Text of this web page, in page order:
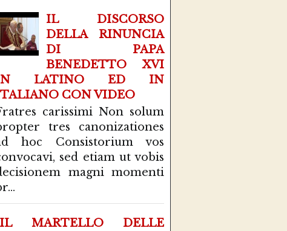
IL DISCORSO
DELLA RINUNCIA
DI PAPA
BENEDETTO XVI
LATINO ED IN
CON VIDEO
carissimi Non solum
tres canonizationes
hoc Consistorium vos
sed etiam ut vobis
magni momenti
MARTELLO DELLE